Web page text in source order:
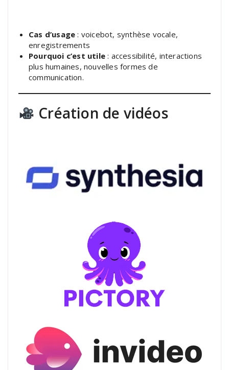
Cas d’usage : voicebot, synthèse vocale,
enregistrements
Pourquoi c’est utile : accessibilité, interactions
plus humaines, nouvelles formes de
communication.
Création de vidéos